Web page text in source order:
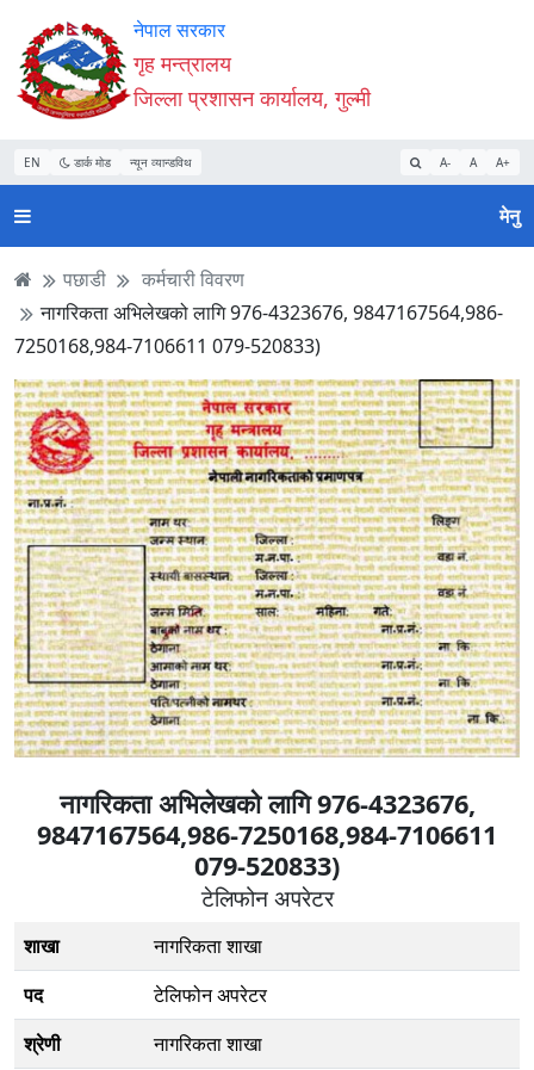
Accessibility
Mode
सुरु
गर्नुहोस्
सामाग्री
पढ्नुहाेस्
नेभिगेसन
पढ्नुहाेस्
वेबसाइट
खोजमा
जानुहोस्
नेपाल सरकार
गृह मन्त्रालय
जिल्ला प्रशासन कार्यालय, गुल्मी
EN डार्क मोड न्यून व्यान्डविथ A- A A+
मेनु
पछाडी
कर्मचारी विवरण
नागरिकता अभिलेखको लागि 976-4323676, 9847167564,986-
7250168,984-7106611 079-520833)
नागरिकता अभिलेखको लागि 976-4323676,
9847167564,986-7250168,984-7106611
079-520833)
टेलिफोन अपरेटर
शाखा
नागरिकता शाखा
पद
टेलिफोन अपरेटर
श्रेणी
नागरिकता शाखा